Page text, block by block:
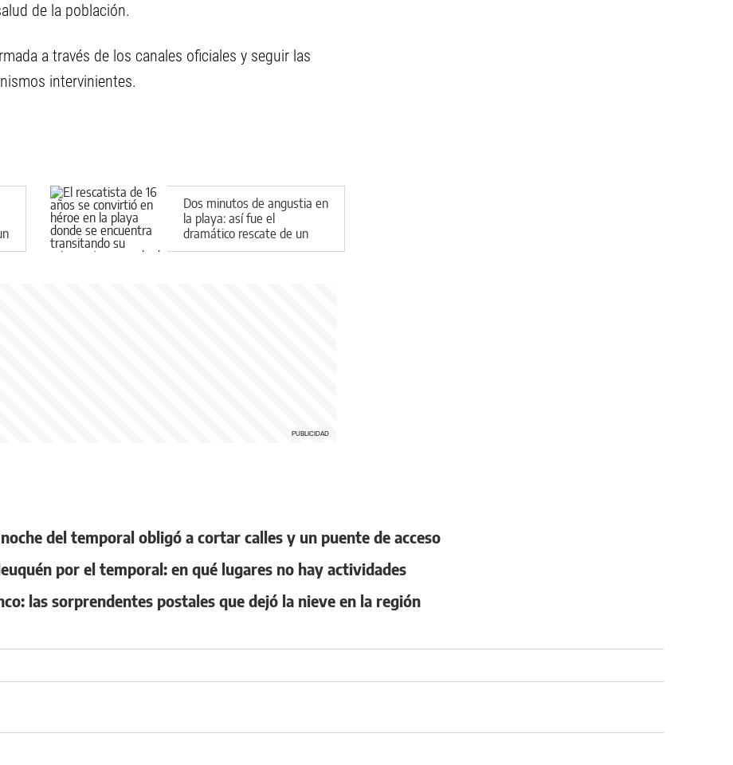
de la población.
a través de los canales oficiales y seguir las
intervinientes.
Dos minutos de angustia en
la playa: así fue el
dramático rescate de un
socorrista novato a un nene
del temporal obligó a cortar calles y un puente de acceso
por el temporal: en qué lugares no hay actividades
las sorprendentes postales que dejó la nieve en la región